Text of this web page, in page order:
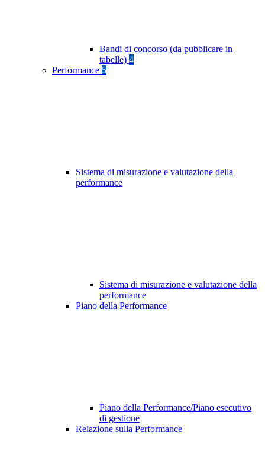
Bandi di concorso (da pubblicare in
tabelle) 4
Performance 5
Sistema di misurazione e valutazione della
performance
Sistema di misurazione e valutazione della
performance
Piano della Performance
Piano della Performance/Piano esecutivo
di gestione
Relazione sulla Performance